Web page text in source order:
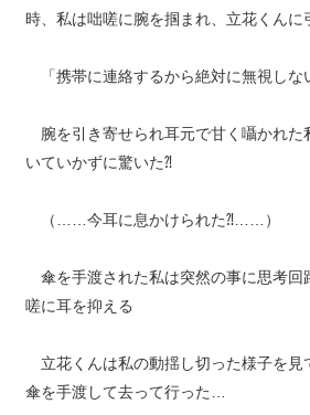
時、私は咄嗟に腕を掴まれ、立花くんに
「携帯に連絡するから絶対に無視しな
腕を引き寄せられ耳元で甘く囁かれた
いていかずに驚いた⁈
（……今耳に息かけられた⁈……）
傘を手渡された私は突然の事に思考回
嗟に耳を抑える
立花くんは私の動揺し切った様子を見
傘を手渡して去って行った…